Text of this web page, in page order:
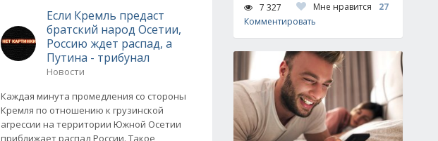
Если Кремль предаст
братский народ Осетии,
Россию ждет распад, а
Путина - трибунал
Новости
Каждая минута промедления со стороны
Кремля по отношению к грузинской
агрессии на территории Южной Осетии
приближает распад России. Такое
7 327 Мне нравится
27
Комментировать